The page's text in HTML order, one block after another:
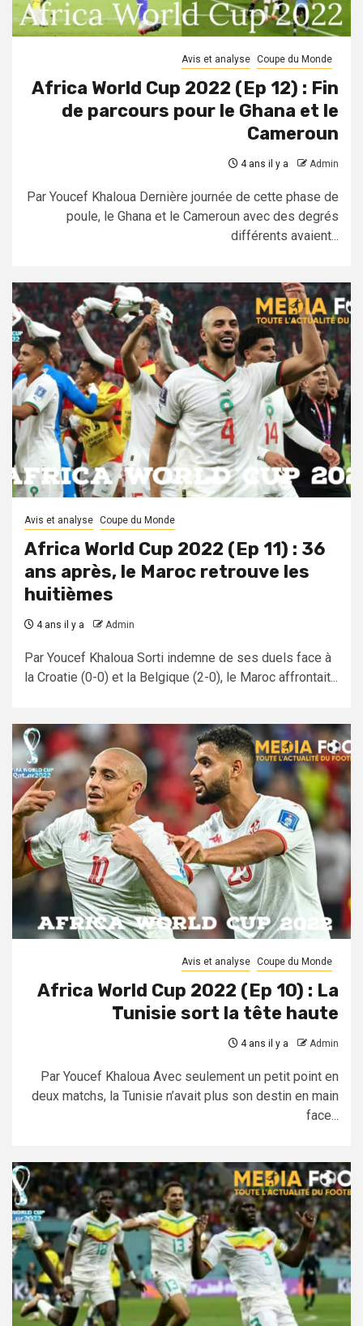
Avis et analyse Coupe du Monde
Africa World Cup 2022 (Ep 12) : Fin
de parcours pour le Ghana et le
Cameroun
4 ans il y a Admin
Par Youcef Khaloua Dernière journée de cette phase de
poule, le Ghana et le Cameroun avec des degrés
différents avaient...
Avis et analyse Coupe du Monde
Africa World Cup 2022 (Ep 11) : 36
ans après, le Maroc retrouve les
huitièmes
4 ans il y a Admin
Par Youcef Khaloua Sorti indemne de ses duels face à
la Croatie (0-0) et la Belgique (2-0), le Maroc affrontait...
Avis et analyse Coupe du Monde
Africa World Cup 2022 (Ep 10) : La
Tunisie sort la tête haute
4 ans il y a Admin
Par Youcef Khaloua Avec seulement un petit point en
deux matchs, la Tunisie n’avait plus son destin en main
face...